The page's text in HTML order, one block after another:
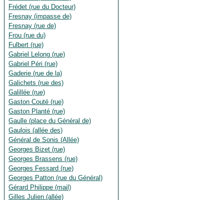
Frédet (rue du Docteur)
Fresnay (impasse de)
Fresnay (rue de)
Frou (rue du)
Fulbert (rue)
Gabriel Lelong (rue)
Gabriel Péri (rue)
Gaderie (rue de la)
Galichets (rue des)
Galillée (rue)
Gaston Couté (rue)
Gaston Planté (rue)
Gaulle (place du Général de)
Gaulois (allée des)
Général de Sonis (Allée)
Georges Bizet (rue)
Georges Brassens (rue)
Georges Fessard (rue)
Georges Patton (rue du Général)
Gérard Philippe (mail)
Gilles Julien (allée)